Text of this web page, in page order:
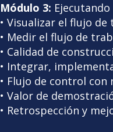
Módulo 3:
• Visualizar el flujo de
• Medir el flujo de
• Calidad de
• Integrar,
• Flujo de control con
• Valor de
• Retrospección y